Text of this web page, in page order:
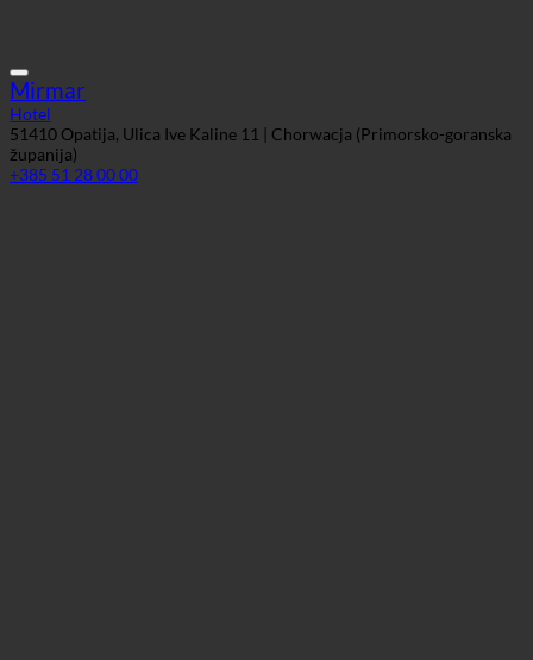
Mirmar
Hotel
51410 Opatija, Ulica Ive Kaline 11 | Chorwacja (Primorsko-goranska
županija)
+385 51 28 00 00